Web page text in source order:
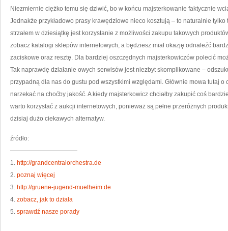
Niezmiernie ciężko temu się dziwić, bo w końcu majsterkowanie faktycznie
Jednakże przykładowo prasy krawędziowe nieco kosztują – to naturalnie tylko
strzałem w dziesiątkę jest korzystanie z możliwości zakupu takowych
zobacz katalogi sklepów internetowych, a będziesz miał okazję odnaleźć
zaciskowe oraz resztę. Dla bardziej oszczędnych majsterkowiczów polecić
Tak naprawdę działanie owych serwisów jest niezbyt skomplikowane –
przypadną dla nas do gustu pod wszystkimi względami. Głównie mowa tutaj
narzekać na choćby jakość. A kiedy majsterkowicz chciałby zakupić coś
warto korzystać z aukcji internetowych, ponieważ są pełne przeróżnych
dzisiaj dużo ciekawych alternatyw.
źródło:
———————————
1. http://grandcentralorchestra.de
2. poznaj więcej
3. http://gruene-jugend-muelheim.de
4. zobacz, jak to działa
5. sprawdź nasze porady